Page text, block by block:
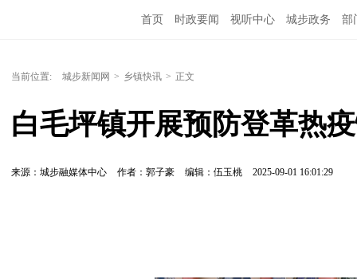
首页 时政要闻 视听中心 城步政务 部
当前位置: 城步新闻网 > 乡镇快讯 > 正文
白毛坪镇开展预防登革热
来源：城步融媒体中心 作者：郭子豪 编辑：伍玉桃 2025-09-01 16:01:29